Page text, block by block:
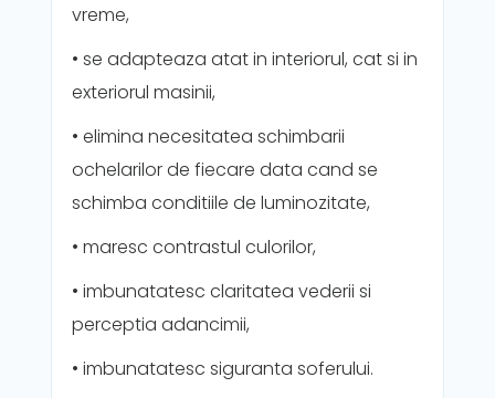
vreme,
• se adapteaza atat in interiorul, cat si in
exteriorul masinii,
• elimina necesitatea schimbarii
ochelarilor de fiecare data cand se
schimba conditiile de luminozitate,
• maresc contrastul culorilor,
• imbunatatesc claritatea vederii si
perceptia adancimii,
• imbunatatesc siguranta soferului.